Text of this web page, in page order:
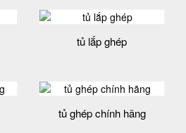
tủ lắp ghép
tủ ghép chính hãng